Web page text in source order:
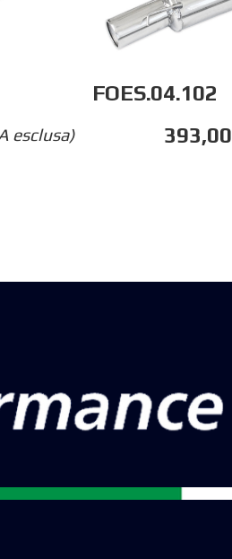
esclusa)
FOES.04.102
393,00